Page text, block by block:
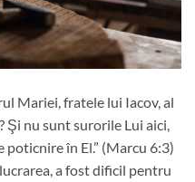
Mariei, fratele lui Iacov, al
Şi nu sunt surorile Lui aici,
poticnire în El.” (Marcu 6:3)
a fost dificil pentru